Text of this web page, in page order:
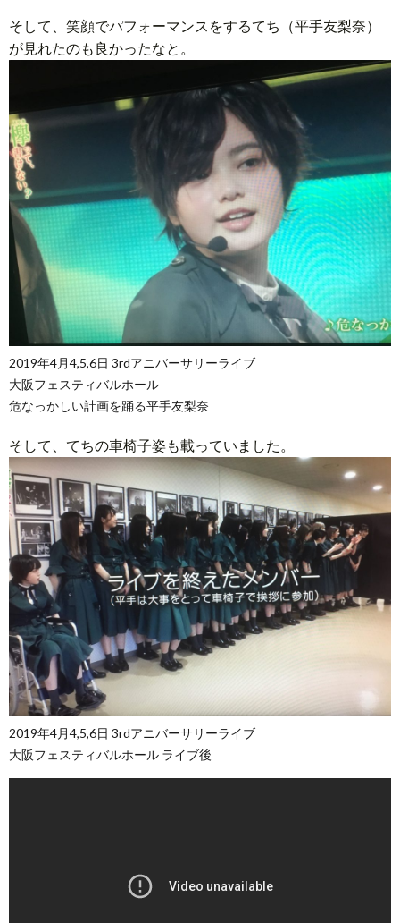
そして、笑顔でパフォーマンスをするてち（平手友梨奈）
が見れたのも良かったなと。
2019年4月4,5,6日 3rdアニバーサリーライブ
大阪フェスティバルホール
危なっかしい計画を踊る平手友梨奈
そして、てちの車椅子姿も載っていました。
2019年4月4,5,6日 3rdアニバーサリーライブ
大阪フェスティバルホール ライブ後